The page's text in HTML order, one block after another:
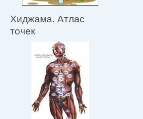
Хиджама. Атлас
точек